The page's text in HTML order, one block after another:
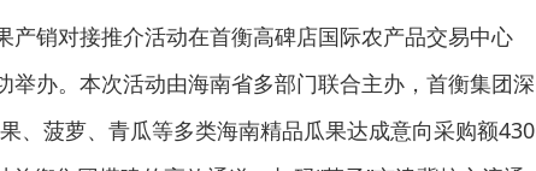
产销对接推介活动在首衡高碑店国际农产品交易中心
举办。本次活动由海南省多部门联合主办，首衡集团深
、菠萝、青瓜等多类海南精品瓜果达成意向采购额430